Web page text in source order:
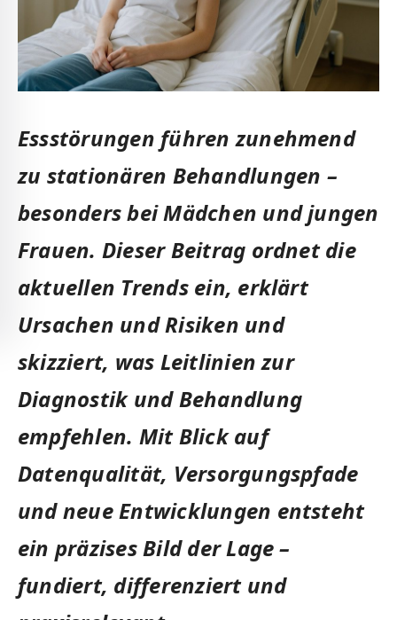
Essstörungen führen zunehmend
zu stationären Behandlungen –
besonders bei Mädchen und jungen
Frauen. Dieser Beitrag ordnet die
aktuellen Trends ein, erklärt
Ursachen und Risiken und
skizziert, was Leitlinien zur
Diagnostik und Behandlung
empfehlen. Mit Blick auf
Datenqualität, Versorgungspfade
und neue Entwicklungen entsteht
ein präzises Bild der Lage –
fundiert, differenziert und